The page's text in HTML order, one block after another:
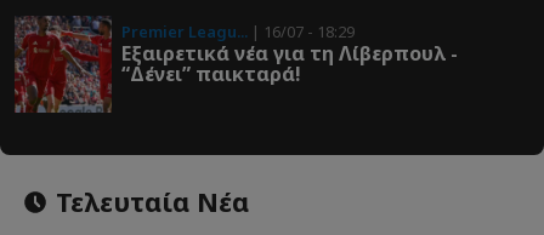
Premier Leagu... | 16/07 - 18:29
Εξαιρετικά νέα για τη Λίβερπουλ -
“Δένει” παικταρά!
Τελευταία Νέα